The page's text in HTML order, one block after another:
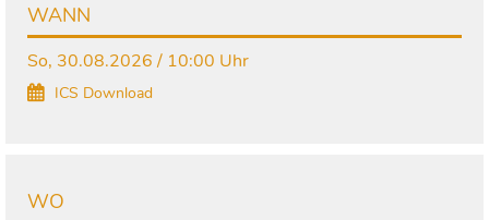
WANN
So, 30.08.2026 / 10:00 Uhr
ICS Download
WO